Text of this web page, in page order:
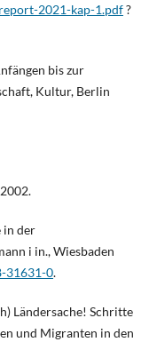
2021-kap-1.pdf?
bis zur
Kultur, Berlin
in der
i in., Wiesbaden
31631-0.
Ländersache! Schritte
und Migranten in den